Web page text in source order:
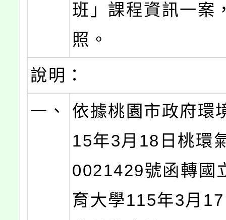
班」課程資訊一案
照。
說明：
一、
依據桃園市政府環
15年3月18日桃環
0021429號函轉國
育大學115年3月